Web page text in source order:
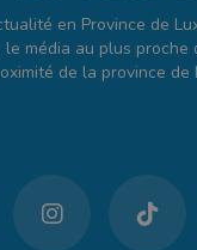
en Province de
le média au plus proche
de la province de